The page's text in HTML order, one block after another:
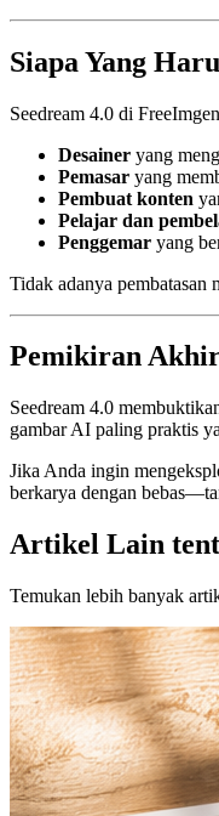
Siapa Yang
Seedream 4.0 di
Desainer yang
Pemasar yang
Pembuat konten
Pelajar dan
Penggemar yang
Tidak adanya pembatasan
Pemikiran
Seedream 4.0
gambar AI paling praktis
Jika Anda ingin
berkarya dengan
Artikel Lain
Temukan lebih banyak